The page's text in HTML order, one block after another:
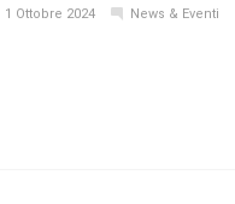
1 Ottobre 2024 News & Eventi